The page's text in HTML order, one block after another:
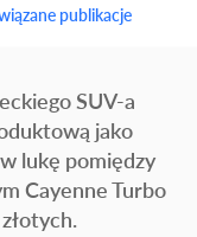
publikacje
SUV-a
jako
lukę pomiędzy
Cayenne Turbo